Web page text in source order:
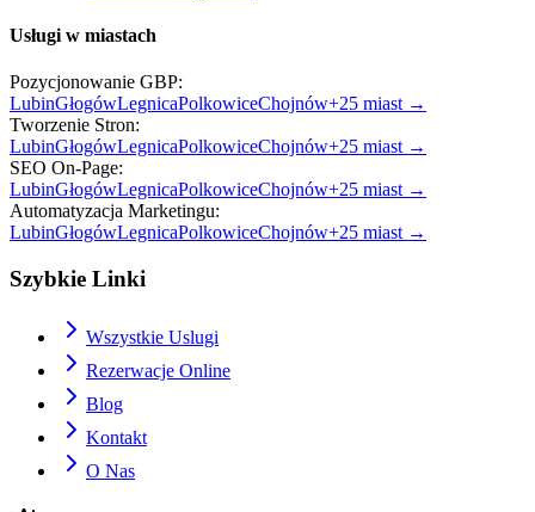
Usługi w miastach
Pozycjonowanie GBP:
LubinGłogówLegnicaPolkowiceChojnów+25 miast →
Tworzenie Stron:
LubinGłogówLegnicaPolkowiceChojnów+25 miast →
SEO On-Page:
LubinGłogówLegnicaPolkowiceChojnów+25 miast →
Automatyzacja Marketingu:
LubinGłogówLegnicaPolkowiceChojnów+25 miast →
Szybkie Linki
Wszystkie Uslugi
Rezerwacje Online
Blog
Kontakt
O Nas